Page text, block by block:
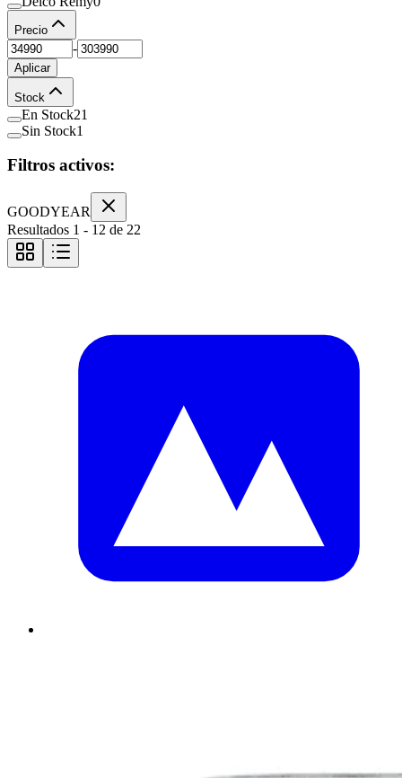
Precio
-
Aplicar
Stock
En Stock21
Sin Stock1
Filtros activos:
GOODYEAR
Resultados 1 - 12 de 22